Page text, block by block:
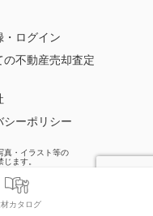
・ログイン
の不動産売却査定
シーポリシー
真・イラスト等の
ます。
All Rights Reserved.
カタログ